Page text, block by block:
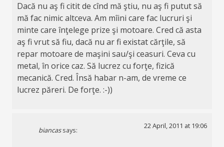
Dacă nu aş fi citit de cînd mă ştiu, nu aş fi putut să
mă fac nimic altceva. Am mîini care fac lucruri şi
minte care înţelege prize şi motoare. Cred că asta
aş fi vrut să fiu, dacă nu ar fi existat cărţile, să
repar motoare de maşini sau/şi ceasuri. Ceva cu
metal, în orice caz. Să lucrez cu forţe, fizică
mecanică. Cred. Însă habar n-am, de vreme ce
lucrez păreri. De forţe. :-))
biancas says:
22 April, 2011 at 19:06